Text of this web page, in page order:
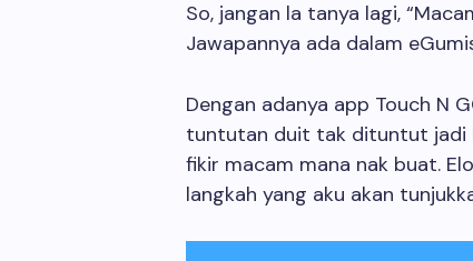
So, jangan la tanya lagi,
Jawapannya ada dalam
Dengan adanya app Touch N
tuntutan duit tak dituntut jadi
fikir macam mana nak buat.
langkah yang aku akan